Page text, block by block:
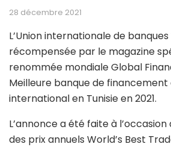
28 décembre 2021
L’Union internationale de
récompensée par le magazine
renommée mondiale Global
Meilleure banque de
international en Tunisie en 2021.
L’annonce a été faite à
des prix annuels World’s Best